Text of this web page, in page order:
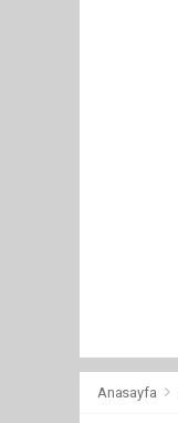
Anasayfa